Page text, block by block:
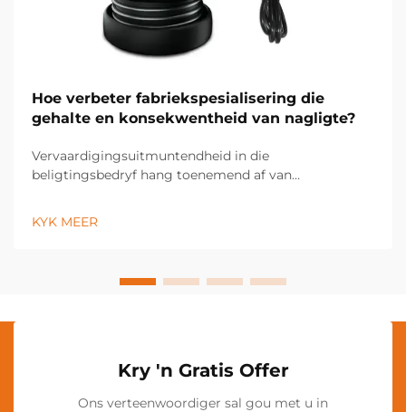
Hoe verbeter fabriekspesialisering die
gehalte en konsekwentheid van nagligte?
Vervaardigingsuitmuntendheid in die
beligtingsbedryf hang toenemend af van
moontlik maak. Moderne beligtingsvervaardigers
KYK MEER
Kry 'n Gratis Offer
Ons verteenwoordiger sal gou met u in